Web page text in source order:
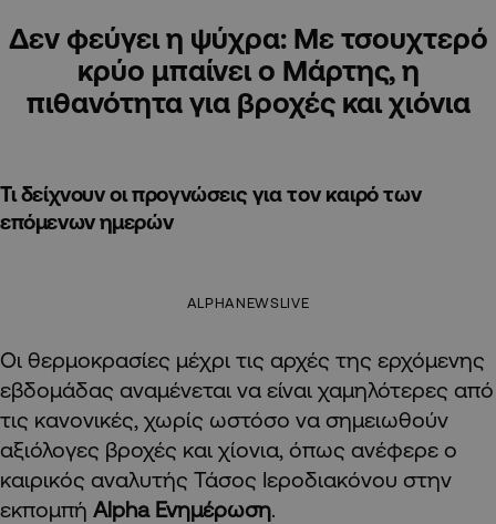
Δεν φεύγει η ψύχρα: Με τσουχτερό
κρύο μπαίνει ο Μάρτης, η
πιθανότητα για βροχές και χιόνια
Τι δείχνουν οι προγνώσεις για τον καιρό των
επόμενων ημερών
ALPHANEWSLIVE
Οι θερμοκρασίες μέχρι τις αρχές της ερχόμενης
εβδομάδας αναμένεται να είναι χαμηλότερες από
τις κανονικές, χωρίς ωστόσο να σημειωθούν
αξιόλογες βροχές και χίονια, όπως ανέφερε ο
καιρικός αναλυτής Τάσος Ιεροδιακόνου στην
εκπομπή Alpha Ενημέρωση.